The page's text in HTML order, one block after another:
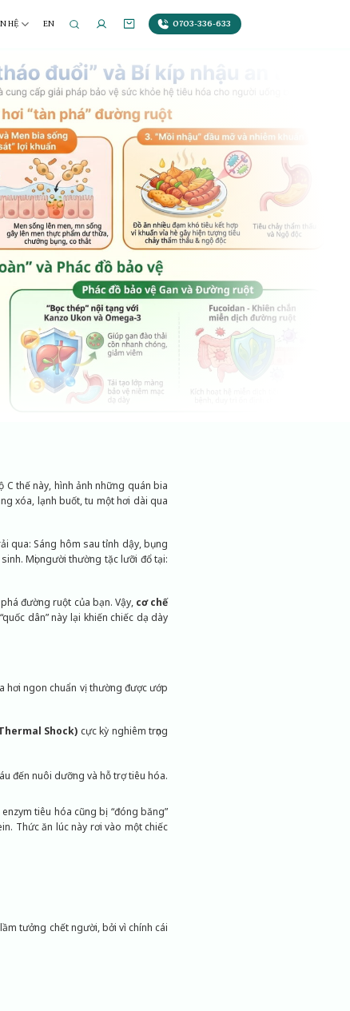
HỆ EN 0703-336-633
thế này, hình ảnh những quán bia
xóa, lạnh buốt, tu một hơi dài qua
qua: Sáng hôm sau tỉnh dậy, bụng
Mọi người thường tặc lưỡi đổ tại:
đường ruột của bạn. Vậy, cơ chế
dân” này lại khiến chiếc dạ dày
hơi ngon chuẩn vị thường được ướp
Shock) cực kỳ nghiêm trọng
đến nuôi dưỡng và hỗ trợ tiêu hóa.
tiêu hóa cũng bị “đóng băng”
Thức ăn lúc này rơi vào một chiếc
tưởng chết người, bởi vì chính cái